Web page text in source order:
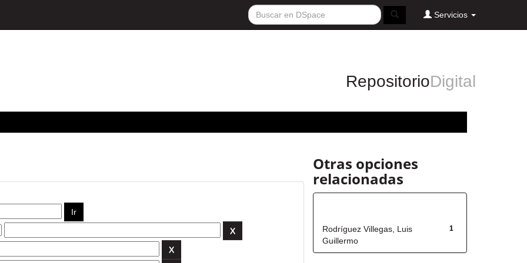
Servicios
RepositorioDigital
Otras opciones
relacionadas
1
Rodríguez Villegas, Luis
Guillermo